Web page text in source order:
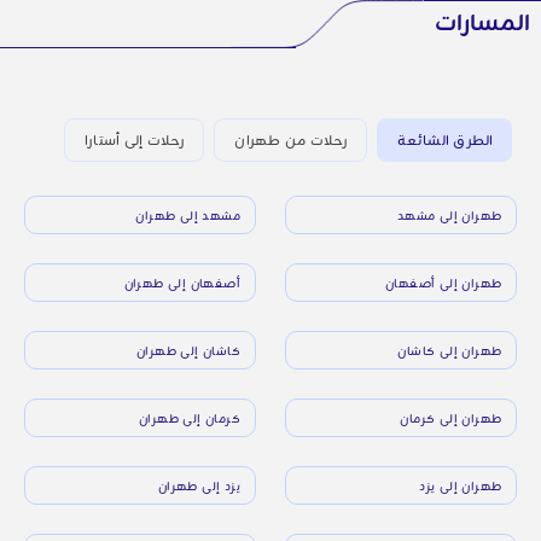
المسارات
الطرق الشائعة رحلات من طهران رحلات إلى أستارا
طهران إلى مشهد مشهد إلى طهران
طهران إلى أصفهان أصفهان إلى طهران
طهران إلى كاشان كاشان إلى طهران
طهران إلى كرمان كرمان إلى طهران
طهران إلى يزد يزد إلى طهران